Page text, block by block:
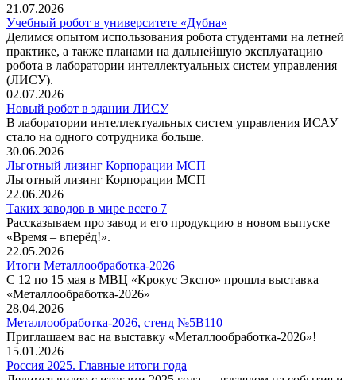
21.07.2026
Учебный робот в университете «Дубна»
Делимся опытом использования робота студентами на летней
практике, а также планами на дальнейшую эксплуатацию
робота в лаборатории интеллектуальных систем управления
(ЛИСУ).
02.07.2026
Новый робот в здании ЛИСУ
В лаборатории интеллектуальных систем управления ИСАУ
стало на одного сотрудника больше.
30.06.2026
Льготный лизинг Корпорации МСП
Льготный лизинг Корпорации МСП
22.06.2026
Таких заводов в мире всего 7
Рассказываем про завод и его продукцию в новом выпуске
«Время – вперёд!».
22.05.2026
Итоги Металлообработка-2026
С 12 по 15 мая в МВЦ «Крокус Экспо» прошла выставка
«Металлообработка‑2026»
28.04.2026
Металлообработка-2026, стенд №5В110
Приглашаем вас на выставку «Металлообработка-2026»!
15.01.2026
Россия 2025. Главные итоги года